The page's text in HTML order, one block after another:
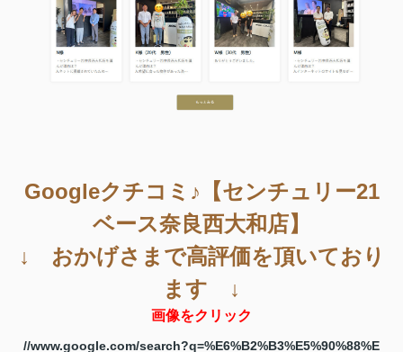
Googleクチコミ♪【センチュリー21
ベース奈良西大和店】
↓ おかげさまで高評価を頂いており
ます ↓
画像をクリック
//www.google.com/search?q=%E6%B2%B3%E5%90%88%E